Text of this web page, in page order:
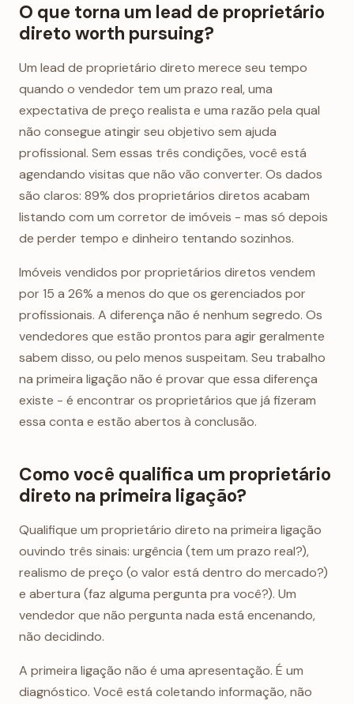
O que torna um lead de proprietário
direto worth pursuing?
Um lead de proprietário direto merece seu tempo
quando o vendedor tem um prazo real, uma
expectativa de preço realista e uma razão pela qual
não consegue atingir seu objetivo sem ajuda
profissional. Sem essas três condições, você está
agendando visitas que não vão converter. Os dados
são claros: 89% dos proprietários diretos acabam
listando com um corretor de imóveis - mas só depois
de perder tempo e dinheiro tentando sozinhos.
Imóveis vendidos por proprietários diretos vendem
por 15 a 26% a menos do que os gerenciados por
profissionais. A diferença não é nenhum segredo. Os
vendedores que estão prontos para agir geralmente
sabem disso, ou pelo menos suspeitam. Seu trabalho
na primeira ligação não é provar que essa diferença
existe - é encontrar os proprietários que já fizeram
essa conta e estão abertos à conclusão.
Como você qualifica um proprietário
direto na primeira ligação?
Qualifique um proprietário direto na primeira ligação
ouvindo três sinais: urgência (tem um prazo real?),
realismo de preço (o valor está dentro do mercado?)
e abertura (faz alguma pergunta pra você?). Um
vendedor que não pergunta nada está encenando,
não decidindo.
A primeira ligação não é uma apresentação. É um
diagnóstico. Você está coletando informação, não